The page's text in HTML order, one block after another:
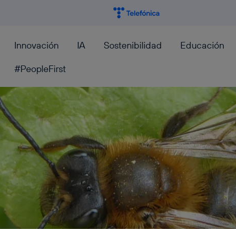
Innovación IA Sostenibilidad Educación
#PeopleFirst